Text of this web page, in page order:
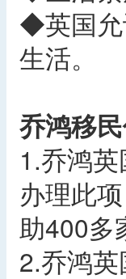
◆英国允
生活。
乔鸿移
1.乔鸿
办理此
助400多
2.乔鸿